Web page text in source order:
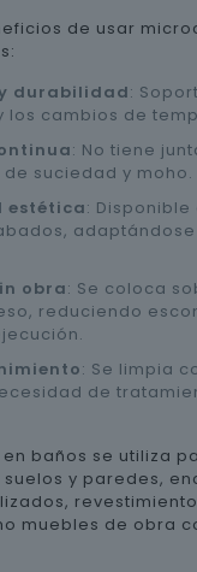
de usar
durabilidad:
los cambios de
: No tiene
suciedad y moho.
estética:
obra: Se coloca
reduciendo
: Se limpia
de
baños se utiliza
y paredes,
muebles de obra